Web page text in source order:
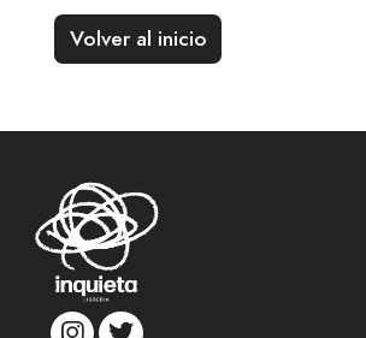
Volver al inicio